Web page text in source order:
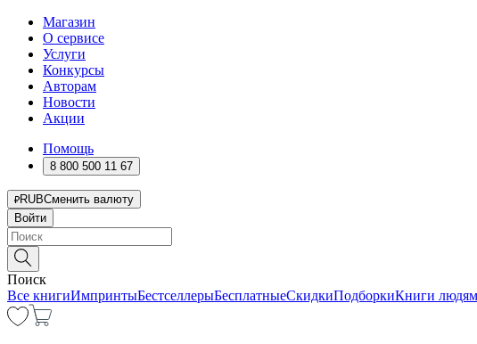
Магазин
О сервисе
Услуги
Конкурсы
Авторам
Новости
Акции
Помощь
8 800 500 11 67
RUBСменить валюту
Войти
Поиск
Все книгиИмпринтыБестселлерыБесплатныеСкидкиПодборкиКниги людям